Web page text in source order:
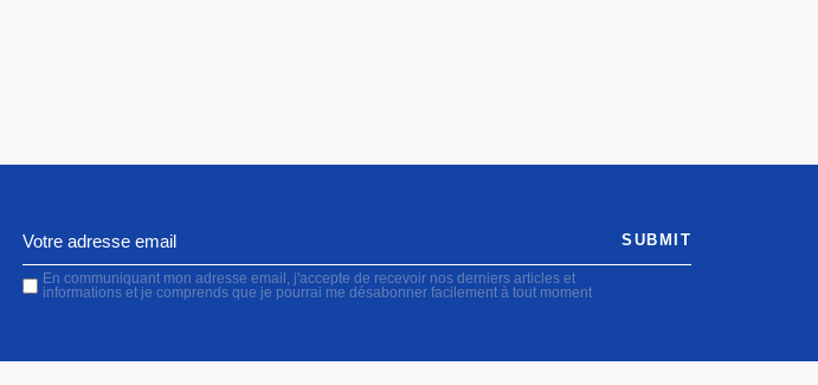
En communiquant mon adresse email, j'accepte de recevoir nos derniers articles et
informations et je comprends que je pourrai me désabonner facilement à tout moment
SUBMIT